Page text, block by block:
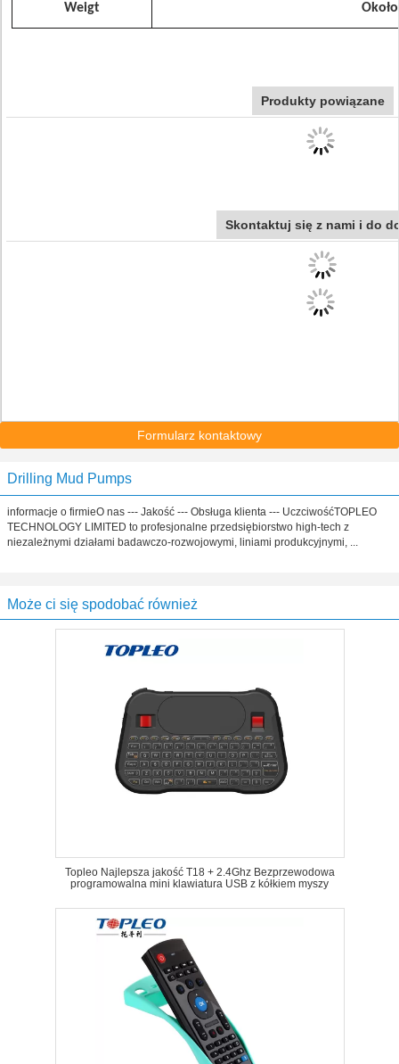
Weigt
Produkty powiązane
Skontaktuj się z nami i do
Formularz kontaktowy
Drilling Mud Pumps
informacje o firmieO nas --- Jakość --- Obsługa klienta --- UczciwośćTOPLEO
TECHNOLOGY LIMITED to profesjonalne przedsiębiorstwo high-tech z
niezależnymi działami badawczo-rozwojowymi, liniami produkcyjnymi, ...
Może ci się spodobać również
Topleo Najlepsza jakość T18 + 2.4Ghz Bezprzewodowa
programowalna mini klawiatura USB z kółkiem myszy